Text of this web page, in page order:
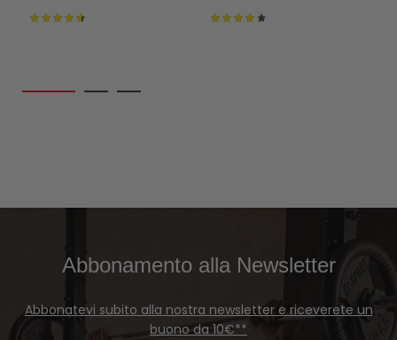
Valutazione: Valutazione:
Abbonamento alla Newsletter
Abbonatevi subito alla nostra newsletter e riceverete un
buono da 10€**